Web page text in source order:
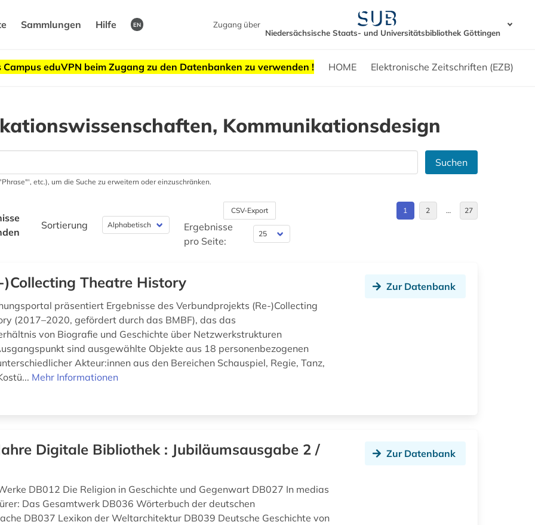
Sammlungen Hilfe EN
Zugang über
Niedersächsische Staats- und Universitätsbibliothek Göttingen
eduVPN beim Zugang zu den Datenbanken zu verwenden ! HOME Elektronische Zeitschriften (EZB)
Kommunikationsdesign
Suchen
etc.), um die Suche zu erweitern oder einzuschränken.
Sortierung
CSV-Export
Ergebnisse
pro Seite:
1 2 … 27
)Collecting Theatre History
präsentiert Ergebnisse des Verbundprojekts (Re-)Collecting
(2017–2020, gefördert durch das BMBF), das das
von Biografie und Geschichte über Netzwerkstrukturen
sind ausgewählte Objekte aus 18 personenbezogenen
Akteur:innen aus den Bereichen Schauspiel, Regie, Tanz,
Mehr Informationen
Zur Datenbank
Digitale Bibliothek : Jubiläumsausgabe 2 /
DB012 Die Religion in Geschichte und Gegenwart DB027 In medias
Das Gesamtwerk DB036 Wörterbuch der deutschen
DB037 Lexikon der Weltarchitektur DB039 Deutsche Geschichte von
Zur Datenbank